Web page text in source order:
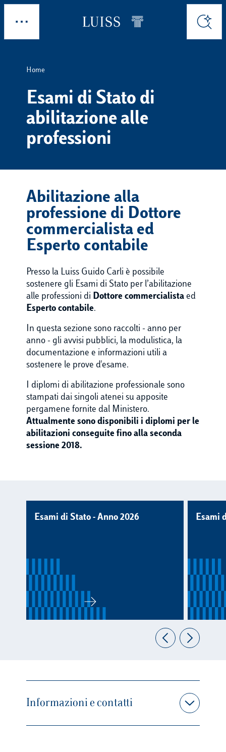
Skip to main content
Cerca
Home
Esami di Stato di
abilitazione alle
professioni
Abilitazione alla
professione di Dottore
commercialista ed
Esperto contabile
Presso la Luiss Guido Carli è possibile
sostenere gli Esami di Stato per l’abilitazione
alle professioni di Dottore commercialista ed
Esperto contabile.
In questa sezione sono raccolti - anno per
anno - gli avvisi pubblici, la modulistica, la
documentazione e informazioni utili a
sostenere le prove d'esame.
I diplomi di abilitazione professionale sono
stampati dai singoli atenei su apposite
pergamene fornite dal Ministero.
Attualmente sono disponibili i diplomi per le
abilitazioni conseguite fino alla seconda
sessione 2018.
Esami di Stato - Anno 2026 Esami
Informazioni e contatti